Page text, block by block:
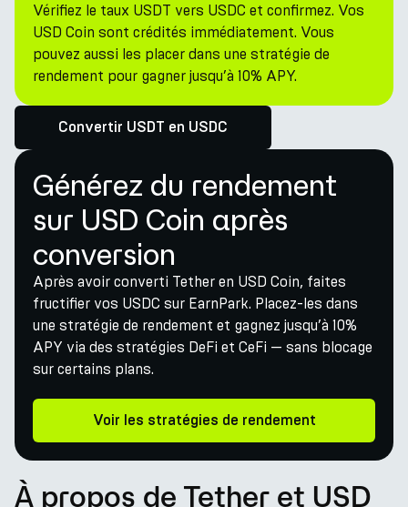
Vérifiez le taux USDT vers USDC et confirmez. Vos
USD Coin sont crédités immédiatement. Vous
pouvez aussi les placer dans une stratégie de
rendement pour gagner jusqu’à 10% APY.
Convertir USDT en USDC
Générez du rendement
sur USD Coin après
conversion
Après avoir converti Tether en USD Coin, faites
fructifier vos USDC sur EarnPark. Placez-les dans
une stratégie de rendement et gagnez jusqu’à 10%
APY via des stratégies DeFi et CeFi — sans blocage
sur certains plans.
Voir les stratégies de rendement
À propos de Tether et USD